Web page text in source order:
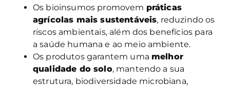
Os bioinsumos promovem práticas
agrícolas mais sustentáveis, reduzindo os
riscos ambientais, além dos benefícios para
a saúde humana e ao meio ambiente.
Os produtos garantem uma melhor
qualidade do solo, mantendo a sua
estrutura, biodiversidade microbiana,